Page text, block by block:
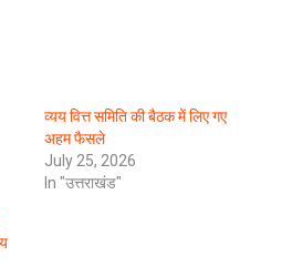
व्यय वित्त समिति की बैठक में लिए गए
अहम फैसले
July 25, 2026
In "उत्तराखंड"